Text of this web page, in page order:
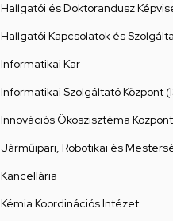
Hallgatói és Doktorandusz
Hallgatói Kapcsolatok és
Informatikai Kar
Informatikai Szolgáltató Központ
Innovációs Ökoszisztéma Központ
Járműipari, Robotikai és
Kancellária
Kémia Koordinációs Intézet